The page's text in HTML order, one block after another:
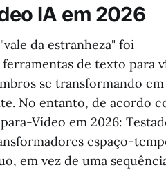
IA em 2026
da estranheza" foi
de texto para
se transformando em
No entanto, de acordo
Vídeo em 2026:
espaço-
em vez de uma